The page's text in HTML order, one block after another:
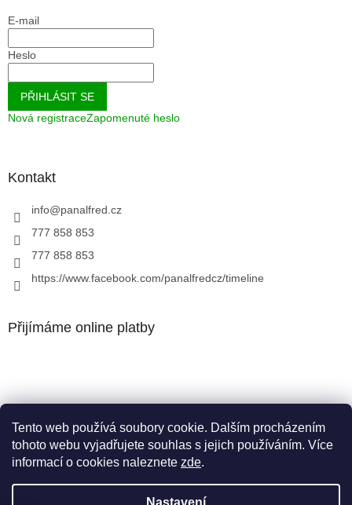
Tento web používá soubory cookie. Dalším procházením
tohoto webu vyjadřujete souhlas s jejich používáním. Více
informací o cookies naleznete zde.
Nastavení
E-mail
Heslo
PŘIHLÁSIT SE
Nová registraceZapomenuté heslo
Kontakt
info@panalfred.cz
777 858 853
777 858 853
https://www.facebook.com/panalfredcz/timeline
Přijímáme online platby
Facebook